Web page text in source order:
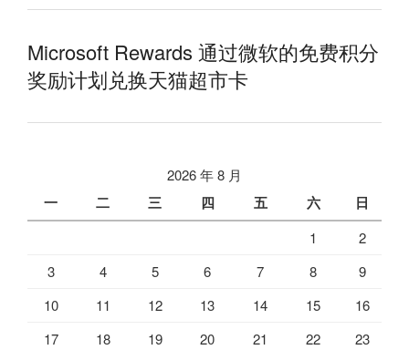
Microsoft Rewards 通过微软的免费积分
奖励计划兑换天猫超市卡
2026 年 8 月
一 二 三 四 五 六 日
1
2
3
4 5 6 7 8
9
10
11 12 13 14 15
16
17
18 19 20 21 22
23